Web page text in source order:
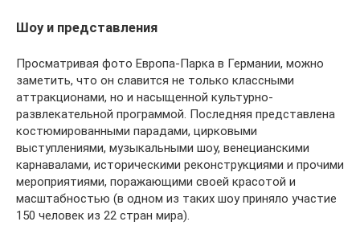
Шоу и представления
Просматривая фото Европа-Парка в Германии, можно
заметить, что он славится не только классными
аттракционами, но и насыщенной культурно-
развлекательной программой. Последняя представлена
костюмированными парадами, цирковыми
выступлениями, музыкальными шоу, венецианскими
карнавалами, историческими реконструкциями и прочими
мероприятиями, поражающими своей красотой и
масштабностью (в одном из таких шоу приняло участие
150 человек из 22 стран мира).